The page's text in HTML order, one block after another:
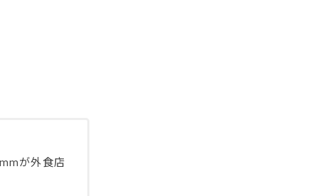
が外食店